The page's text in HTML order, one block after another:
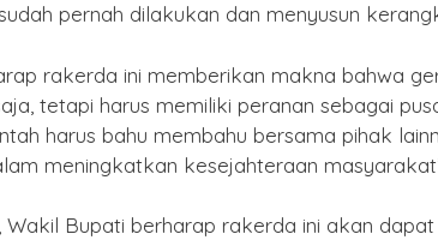
pernah dilakukan dan menyusun
rakerda ini memberikan makna bahwa
tetapi harus memiliki peranan sebagai
harus bahu membahu bersama pihak
meningkatkan kesejahteraan
Wakil Bupati berharap rakerda ini akan